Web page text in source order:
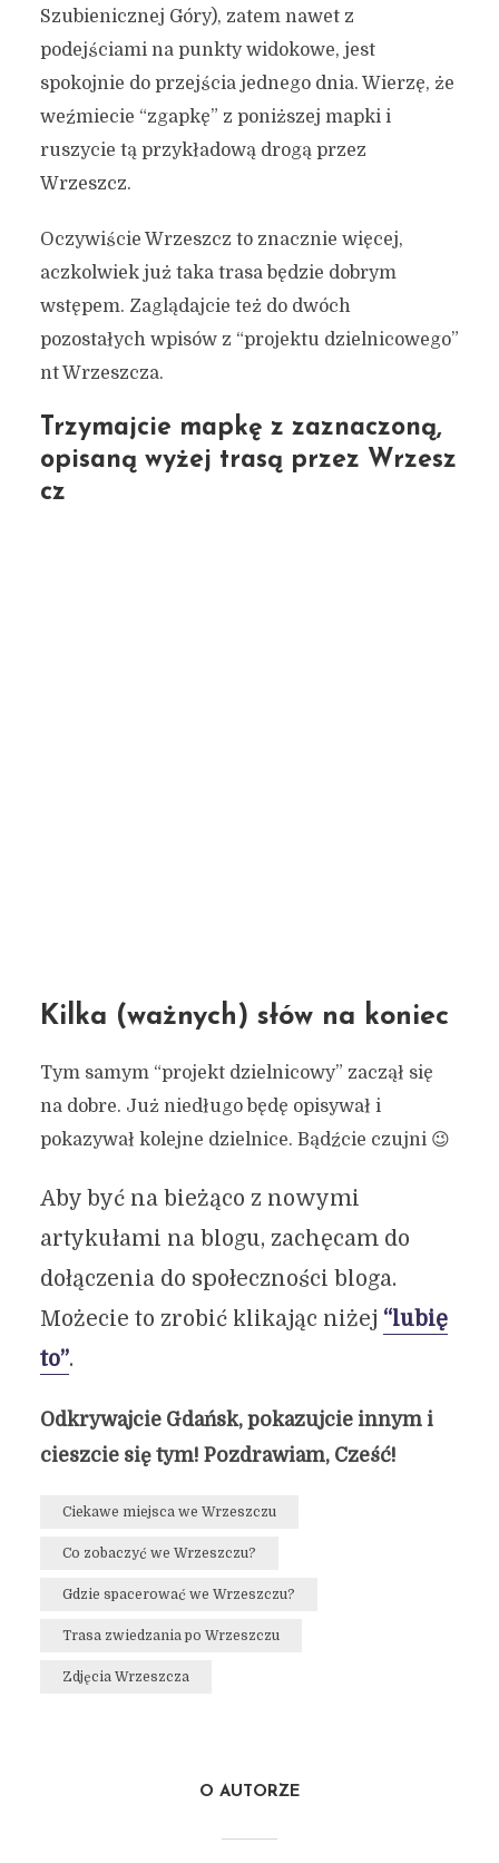
Szubienicznej Góry), zatem nawet z
podejściami na punkty widokowe, jest
spokojnie do przejścia jednego dnia. Wierzę, że
weźmiecie “zgapkę” z poniższej mapki i
ruszycie tą przykładową drogą przez
Wrzeszcz.
Oczywiście Wrzeszcz to znacznie więcej,
aczkolwiek już taka trasa będzie dobrym
wstępem. Zaglądajcie też do dwóch
pozostałych wpisów z “projektu dzielnicowego”
nt Wrzeszcza.
Trzymajcie mapkę z zaznaczoną,
opisaną wyżej trasą przez Wrzesz
cz
Kilka (ważnych) słów na koniec
Tym samym “projekt dzielnicowy” zaczął się
na dobre. Już niedługo będę opisywał i
pokazywał kolejne dzielnice. Bądźcie czujni 😉
Aby być na bieżąco z nowymi
artykułami na blogu, zachęcam do
dołączenia do społeczności bloga.
Możecie to zrobić klikając niżej “lubię
to”.
Odkrywajcie Gdańsk, pokazujcie innym i
cieszcie się tym! Pozdrawiam, Cześć!
Ciekawe miejsca we Wrzeszczu
Co zobaczyć we Wrzeszczu?
Gdzie spacerować we Wrzeszczu?
Trasa zwiedzania po Wrzeszczu
Zdjęcia Wrzeszcza
O AUTORZE